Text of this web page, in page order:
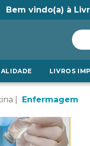
Bem vindo(a) à
LIVROS
Enfermagem